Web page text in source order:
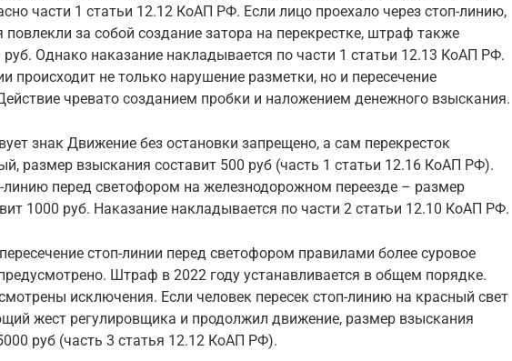
части 1 статьи 12.12 КоАП РФ. Если лицо проехало через стоп-линию,
повлекли за собой создание затора на перекрестке, штраф также
руб. Однако наказание накладывается по части 1 статьи 12.13 КоАП РФ.
происходит не только нарушение разметки, но и пересечение
чревато созданием пробки и наложением денежного взыскания.
знак Движение без остановки запрещено, а сам перекресток
размер взыскания составит 500 руб (часть 1 статьи 12.16 КоАП РФ).
линию перед светофором на железнодорожном переезде – размер
1000 руб. Наказание накладывается по части 2 статьи 12.10 КоАП РФ.
стоп-линии перед светофором правилами более суровое
Штраф в 2022 году устанавливается в общем порядке.
исключения. Если человек пересек стоп-линию на красный свет
жест регулировщика и продолжил движение, размер взыскания
руб (часть 3 статья 12.12 КоАП РФ).